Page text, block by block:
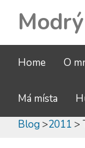
Home O
Má místa
Blog >2011 >